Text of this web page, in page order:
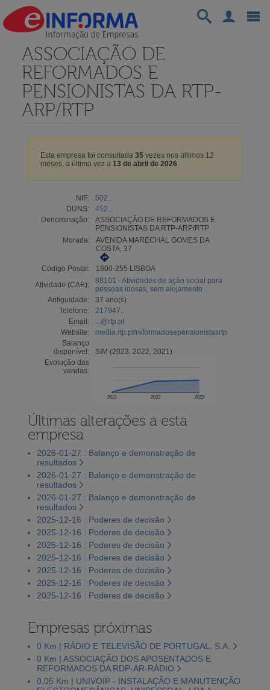
ASSOCIAÇÃO DE
REFORMADOS E
PENSIONISTAS DA RTP-
ARP/RTP
Esta empresa foi consultada 35vezes nos últimos 12
meses, a última vez a 13 de abril de 2026.
NIF:
502...
DUNS:
452...
Denominação:
ASSOCIAÇÃO DE REFORMADOS E
PENSIONISTAS DA RTP-ARP/RTP
Morada:
AVENIDA MARECHAL GOMES DA
COSTA, 37
Código Postal:
1800-255 LISBOA
Atividade (CAE):
88101 - Atividades de ação social para
pessoas idosas, sem alojamento
Antiguidade:
37 ano(s)
Telefone:
217947...
Email:
...@rtp.pt
Website:
media.rtp.pt/reformadosepensionistasrtp
Balanço
disponível:
SIM (2023, 2022, 2021)
Evolução das
vendas:
2021 2022 2023
Últimas alterações a esta
empresa
2026-01-27 : Balanço e demonstração de
resultados
2026-01-27 : Balanço e demonstração de
resultados
2026-01-27 : Balanço e demonstração de
resultados
2025-12-16 : Poderes de decisão
2025-12-16 : Poderes de decisão
2025-12-16 : Poderes de decisão
2025-12-16 : Poderes de decisão
2025-12-16 : Poderes de decisão
2025-12-16 : Poderes de decisão
2025-12-16 : Poderes de decisão
Empresas próximas
0 Km | RÁDIO E TELEVISÃO DE PORTUGAL, S.A.
0 Km | ASSOCIAÇÃO DOS APOSENTADOS E
REFORMADOS DA RDP-AR-RÁDIO
0,05 Km | UNIVOIP - INSTALAÇÃO E MANUTENÇÃO